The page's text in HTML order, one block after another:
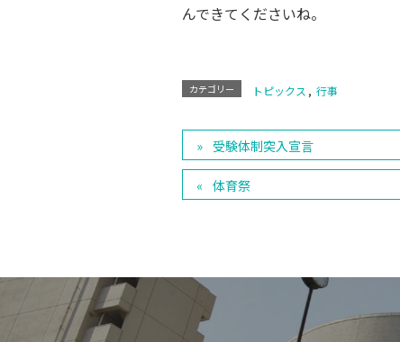
んできてくださいね。
カテゴリー トピックス , 行事
受験体制突入宣言
体育祭